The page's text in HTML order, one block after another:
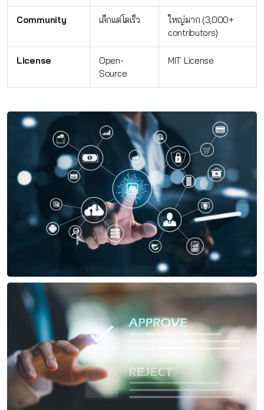
Community เล็กแต่โตเร็ว
ใหญ่มาก (3,000+
contributors)
License
Open-
Source
MIT License